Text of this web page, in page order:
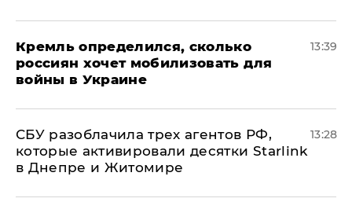
Кремль определился, сколько
россиян хочет мобилизовать для
войны в Украине
13:39
СБУ разоблачила трех агентов РФ,
которые активировали десятки Starlink
в Днепре и Житомире
13:28